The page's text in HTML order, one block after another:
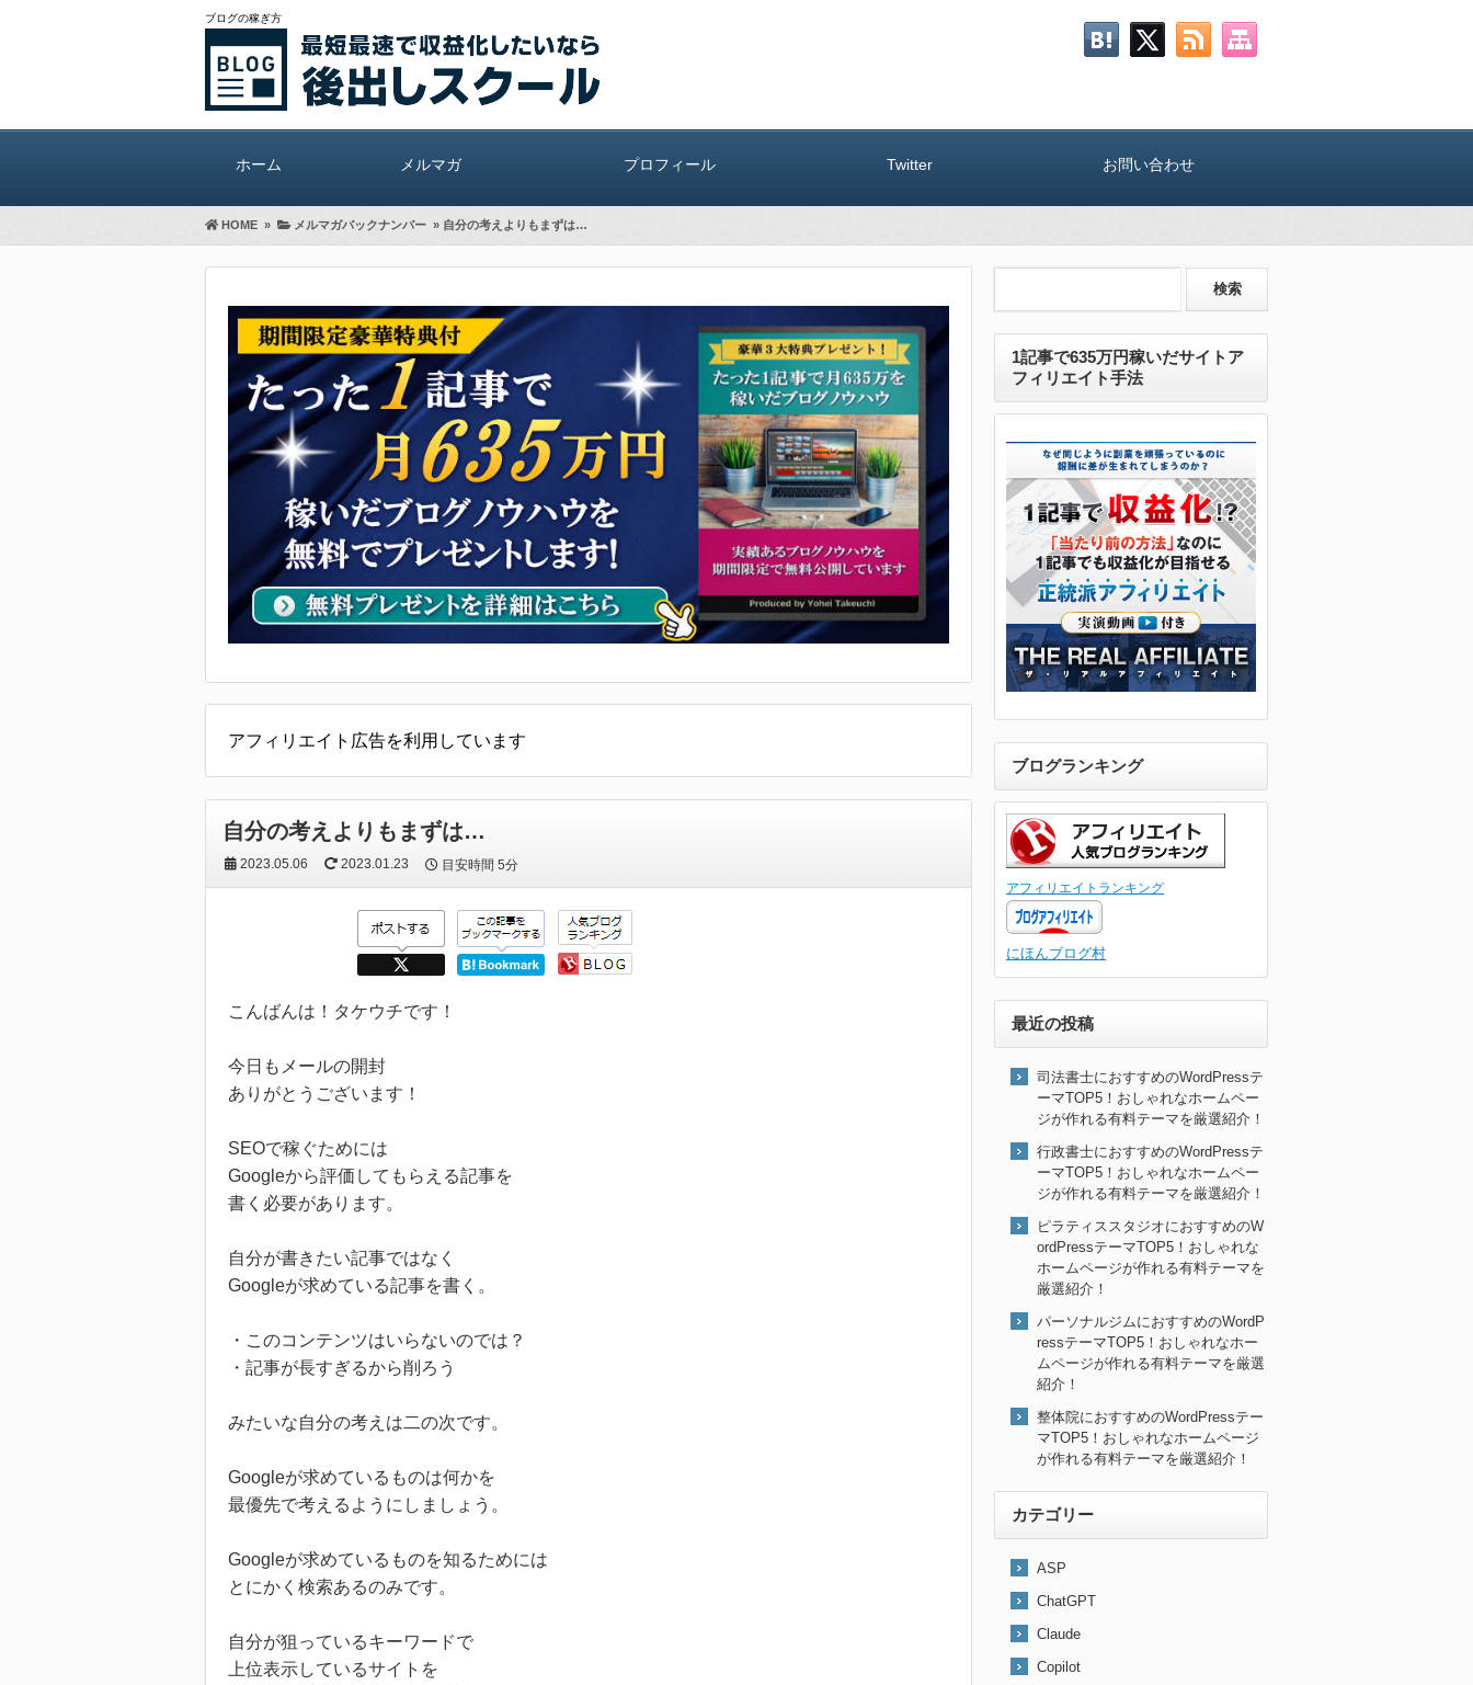
ブログの稼ぎ方
ホーム メルマガ プロフィール Twitter お問い合わせ
HOME » メルマガバックナンバー » 自分の考えよりもまずは…
アフィリエイト広告を利用しています
自分の考えよりもまずは…
2023.05.06 2023.01.23 目安時間5分
こんばんは！タケウチです！
今日もメールの開封
ありがとうございます！
SEOで稼ぐためには
Googleから評価してもらえる記事を
書く必要があります。
自分が書きたい記事ではなく
Googleが求めている記事を書く。
・このコンテンツはいらないのでは？
・記事が長すぎるから削ろう
みたいな自分の考えは二の次です。
Googleが求めているものは何かを
最優先で考えるようにしましょう。
Googleが求めているものを知るためには
とにかく検索あるのみです。
自分が狙っているキーワードで
上位表示しているサイトを
1記事で635万円稼いだサイトア
フィリエイト手法
ブログランキング
アフィリエイトランキング
にほんブログ村
最近の投稿
司法書士におすすめのWordPressテ
ーマTOP5！おしゃれなホームペー
ジが作れる有料テーマを厳選紹介！
行政書士におすすめのWordPressテ
ーマTOP5！おしゃれなホームペー
ジが作れる有料テーマを厳選紹介！
ピラティススタジオにおすすめのW
ordPressテーマTOP5！おしゃれな
ホームページが作れる有料テーマを
厳選紹介！
パーソナルジムにおすすめのWordP
ressテーマTOP5！おしゃれなホー
ムページが作れる有料テーマを厳選
紹介！
整体院におすすめのWordPressテー
マTOP5！おしゃれなホームページ
が作れる有料テーマを厳選紹介！
カテゴリー
ASP
ChatGPT
Claude
Copilot